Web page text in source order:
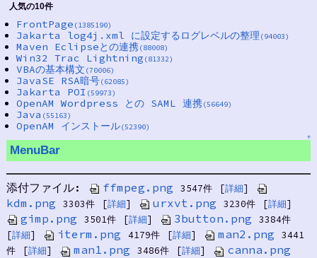
人気の10件
FrontPage (1385190)
Jakarta log4j.xml に設定するログレベルの整理 (94003)
Maven Eclipseとの連携(88008)
Win32 Trac Lightning (81332)
VBAの基本構文 (70006)
JavaSE RSA暗号(62085)
Jakarta POI (59973)
OpenAM Wordpress との SAML 連携(56649)
Java (55163)
OpenAM インストール(52390)
↑
MenuBar
添付ファイル: ffmpeg.png 3547件 [詳細]
kdm.png 3303件 [詳細] urxvt.png 3230件 [詳細]
gimp.png 3501件 [詳細] 3button.png
3384件
[詳細] iterm.png 4179件 [詳細] man2.png
3441
件
[詳細] man1.png 3486件 [詳細] canna.png